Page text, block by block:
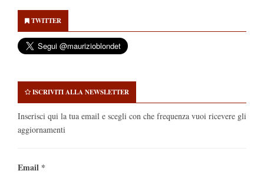
Sidebar
TWITTER
ISCRIVITI ALLA NEWSLETTER
Inserisci qui la tua email e scegli con che frequenza vuoi ricevere gli
aggiornamenti
Email *